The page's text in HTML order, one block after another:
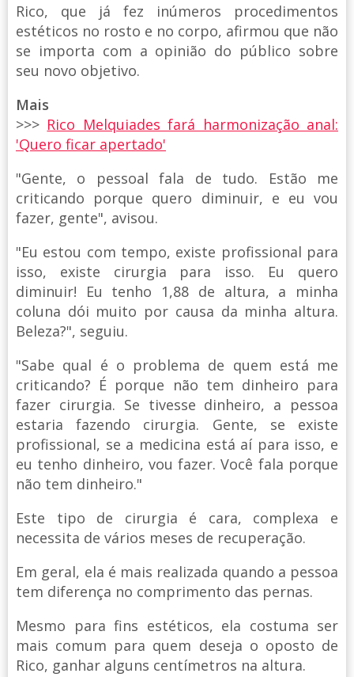
Rico, que já fez inúmeros procedimentos
estéticos no rosto e no corpo, afirmou que não
se importa com a opinião do público sobre
seu novo objetivo.
Mais
>>> Rico Melquiades fará harmonização anal:
'Quero ficar apertado'
"Gente, o pessoal fala de tudo. Estão me
criticando porque quero diminuir, e eu vou
fazer, gente", avisou.
"Eu estou com tempo, existe profissional para
isso, existe cirurgia para isso. Eu quero
diminuir! Eu tenho 1,88 de altura, a minha
coluna dói muito por causa da minha altura.
Beleza?", seguiu.
"Sabe qual é o problema de quem está me
criticando? É porque não tem dinheiro para
fazer cirurgia. Se tivesse dinheiro, a pessoa
estaria fazendo cirurgia. Gente, se existe
profissional, se a medicina está aí para isso, e
eu tenho dinheiro, vou fazer. Você fala porque
não tem dinheiro."
Este tipo de cirurgia é cara, complexa e
necessita de vários meses de recuperação.
Em geral, ela é mais realizada quando a pessoa
tem diferença no comprimento das pernas.
Mesmo para fins estéticos, ela costuma ser
mais comum para quem deseja o oposto de
Rico, ganhar alguns centímetros na altura.